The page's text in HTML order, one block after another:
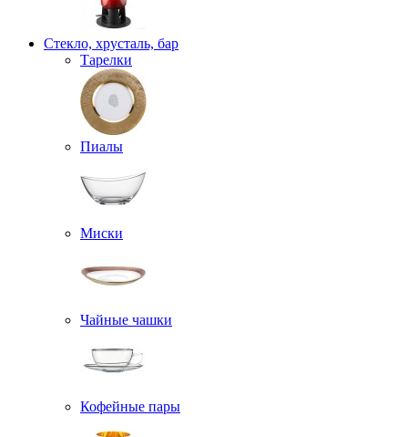
Стекло, хрусталь, бар
Тарелки
Пиалы
Миски
Чайные чашки
Кофейные пары